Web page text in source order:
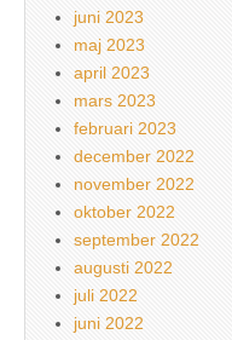
juni 2023
maj 2023
april 2023
mars 2023
februari 2023
december 2022
november 2022
oktober 2022
september 2022
augusti 2022
juli 2022
juni 2022